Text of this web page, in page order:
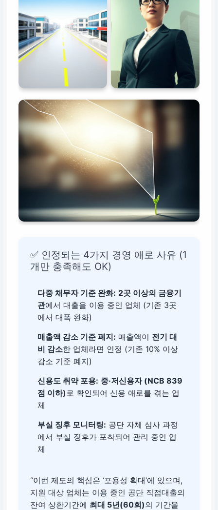
✅ 인정되는 4가지 경영 애로 사유 (1
개만 충족해도 OK)
다중 채무자 기준 완화: 2곳 이상의 금융기
관에서 대출을 이용 중인 업체 (기존 3곳
에서 대폭 완화)
매출액 감소 기준 폐지: 매출액이 전기 대
비 감소한 업체라면 인정 (기존 10% 이상
감소 기준 폐지)
신용도 취약 포용: 중·저신용자 (NCB 839
점 이하) 로 확인되어 신용 애로를 겪는 업
체
부실 징후 모니터링: 공단 자체 심사 과정
에서 부실 징후가 포착되어 관리 중인 업
체
“이번 제도의 핵심은 ‘포용성 확대’에 있으며,
지원 대상 업체는 이용 중인 공단 직접대출의
잔여 상환기간에 최대 5년(60회)의 기간을